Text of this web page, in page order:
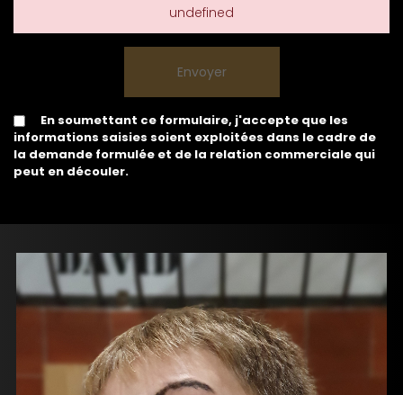
undefined
En soumettant ce formulaire, j'accepte que les
informations saisies soient exploitées dans le cadre de
la demande formulée et de la relation commerciale qui
peut en découler.